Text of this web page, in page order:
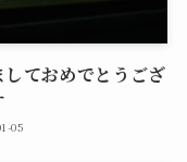
しておめでとうござ
05